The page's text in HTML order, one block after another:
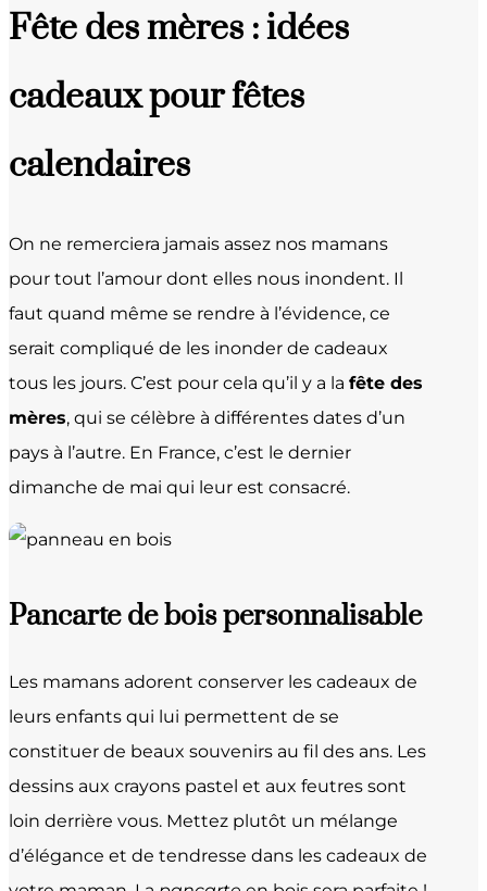
Fête des mères : idées
cadeaux pour fêtes
calendaires
On ne remerciera jamais assez nos mamans
pour tout l’amour dont elles nous inondent. Il
faut quand même se rendre à l’évidence, ce
serait compliqué de les inonder de cadeaux
tous les jours. C’est pour cela qu’il y a la fête des
mères, qui se célèbre à différentes dates d’un
pays à l’autre. En France, c’est le dernier
dimanche de mai qui leur est consacré.
Pancarte de bois personnalisable
Les mamans adorent conserver les cadeaux de
leurs enfants qui lui permettent de se
constituer de beaux souvenirs au fil des ans. Les
dessins aux crayons pastel et aux feutres sont
loin derrière vous. Mettez plutôt un mélange
d’élégance et de tendresse dans les cadeaux de